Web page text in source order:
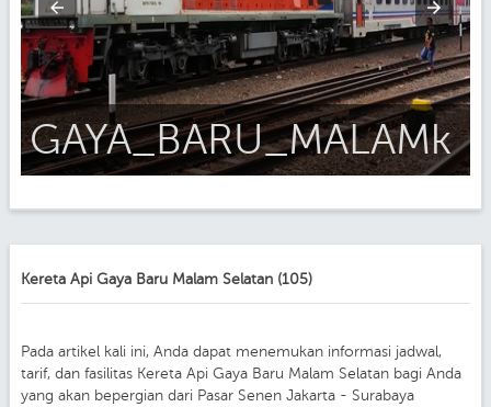
GAYA_BARU_MALAMk
Kereta Api Gaya Baru Malam Selatan (105)
Pada artikel kali ini, Anda dapat menemukan informasi jadwal,
tarif, dan fasilitas Kereta Api Gaya Baru Malam Selatan bagi Anda
yang akan bepergian dari Pasar Senen Jakarta - Surabaya